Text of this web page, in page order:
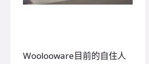
Woolooware目前的自住人